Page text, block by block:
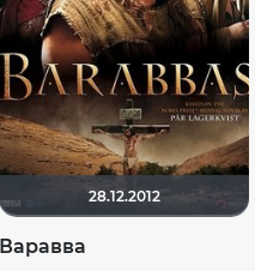
Белая
romantik
28.12.2012
Варавва